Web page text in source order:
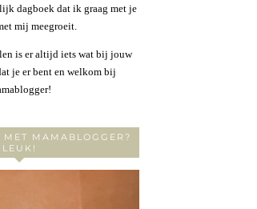
dagboek dat ik graag met je
mij meegroeit.
is er altijd iets wat bij jouw
je er bent en welkom bij
MAMABLOGGER?
LEUK!